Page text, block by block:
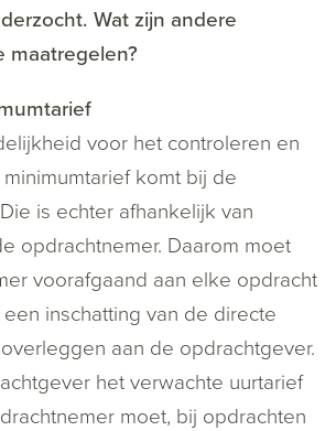
Wat zijn andere
maatregelen?
voor het controleren en
komt bij de
is echter afhankelijk van
opdrachtnemer. Daarom moet
voorafgaand aan elke opdracht
inschatting van de directe
aan de opdrachtgever.
het verwachte uurtarief
moet, bij opdrachten